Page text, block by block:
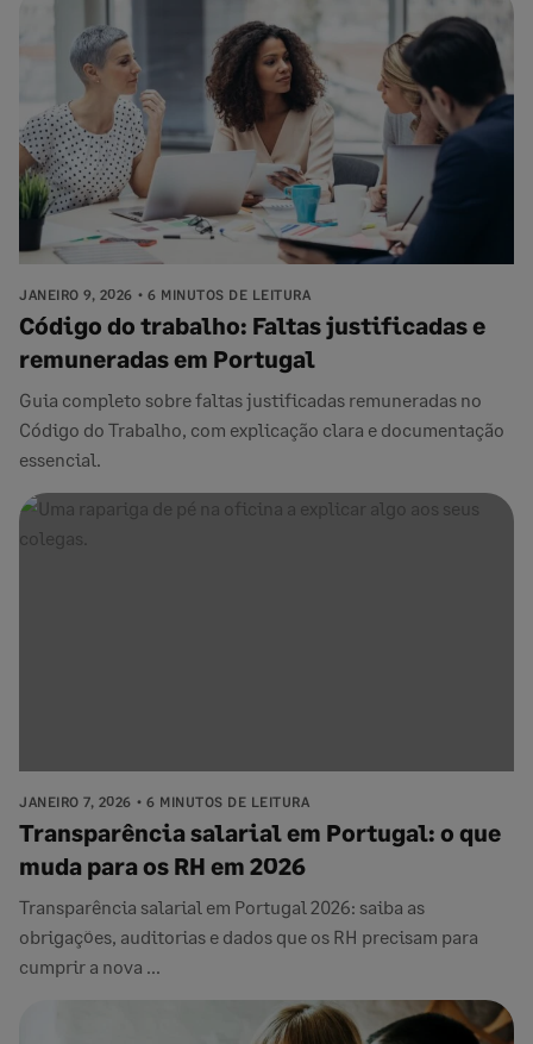
JANEIRO 9, 2026 6 MINUTOS DE LEITURA
Código do trabalho: Faltas justificadas e
remuneradas​ em Portugal
Guia completo sobre faltas justificadas remuneradas no
Código do Trabalho, com explicação clara e documentação
essencial.
JANEIRO 7, 2026 6 MINUTOS DE LEITURA
Transparência salarial em Portugal: o que
muda para os RH em 2026
Transparência salarial em Portugal 2026: saiba as
obrigações, auditorias e dados que os RH precisam para
cumprir a nova ...